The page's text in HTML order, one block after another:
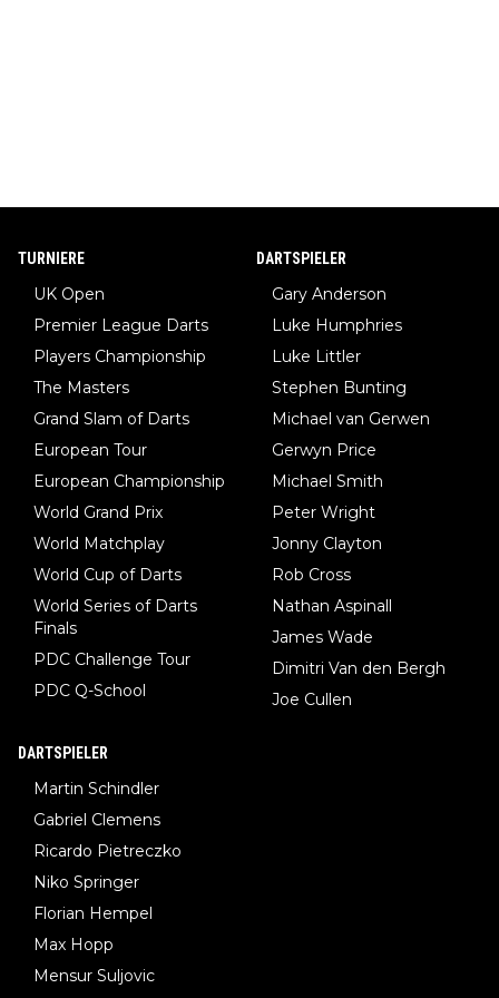
TURNIERE
UK Open
Premier League Darts
Players Championship
The Masters
Grand Slam of Darts
European Tour
European Championship
World Grand Prix
World Matchplay
World Cup of Darts
World Series of Darts
Finals
PDC Challenge Tour
PDC Q-School
DARTSPIELER
Gary Anderson
Luke Humphries
Luke Littler
Stephen Bunting
Michael van Gerwen
Gerwyn Price
Michael Smith
Peter Wright
Jonny Clayton
Rob Cross
Nathan Aspinall
James Wade
Dimitri Van den Bergh
Joe Cullen
DARTSPIELER
Martin Schindler
Gabriel Clemens
Ricardo Pietreczko
Niko Springer
Florian Hempel
Max Hopp
Mensur Suljovic